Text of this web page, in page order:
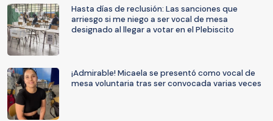
Hasta días de reclusión: Las sanciones que
arriesgo si me niego a ser vocal de mesa
designado al llegar a votar en el Plebiscito
¡Admirable! Micaela se presentó como vocal de
mesa voluntaria tras ser convocada varias veces